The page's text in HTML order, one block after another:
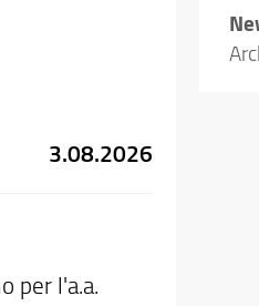
3.08.2026
per l'a.a.